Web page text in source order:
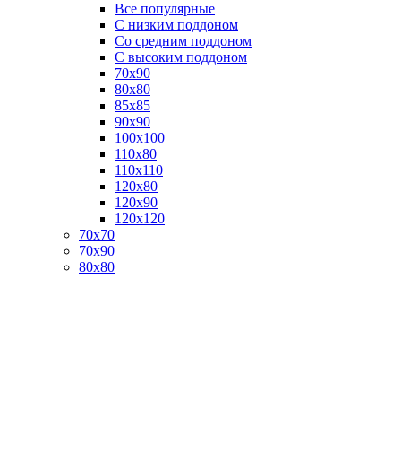
Все популярные
C низким поддоном
Со средним поддоном
С высоким поддоном
70х90
80х80
85х85
90х90
100х100
110х80
110х110
120х80
120х90
120х120
70х70
70х90
80х80